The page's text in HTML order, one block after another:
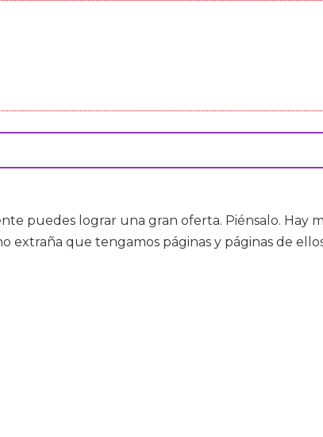
puedes lograr una gran oferta. Piénsalo. Hay
extraña que tengamos páginas y páginas de